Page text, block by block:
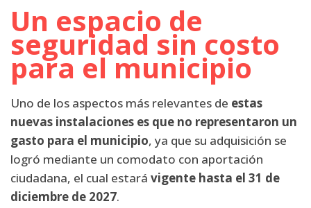
Un espacio de
seguridad sin costo
para el municipio
Uno de los aspectos más relevantes de estas
nuevas instalaciones es que no representaron un
gasto para el municipio, ya que su adquisición se
logró mediante un comodato con aportación
ciudadana, el cual estará vigente hasta el 31 de
diciembre de 2027.